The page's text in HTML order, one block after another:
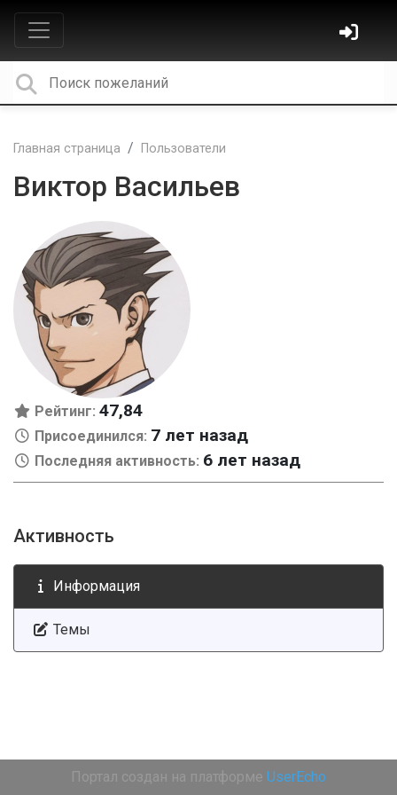
Главная страница Пользователи
Виктор Васильев
Рейтинг: 47,84
Присоединился: 7 лет назад
Последняя активность: 6 лет назад
Активность
Информация
Темы
Портал создан на платформе UserEcho